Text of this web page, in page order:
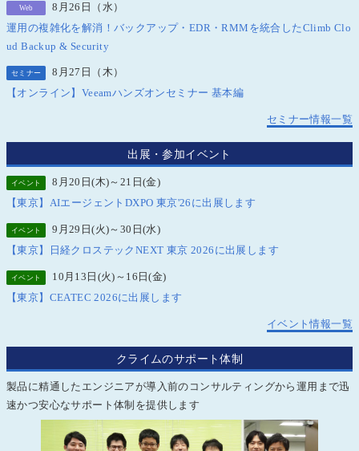
Web
8月26日（水）
運用の複雑化を解消！バックアップ・EDR・RMMを統合したClimb Clo
ud Backup & Security
セミナー
8月27日（木）
【オンライン】Veeamハンズオンセミナー 基本編
セミナー情報一覧
出展・参加イベント
イベント
8月20日(木)～21日(金)
【東京】AIエージェントDXPO 東京'26に出展します
イベント
9月29日(火)～30日(水)
【東京】日経クロステックNEXT 東京 2026に出展します
イベント
10月13日(火)～16日(金)
【東京】CEATEC 2026に出展します
イベント情報一覧
クライムのサポート体制
製品に精通したエンジニアが導入前のコンサルティングから運用まで迅
速かつ安心なサポート体制を提供します